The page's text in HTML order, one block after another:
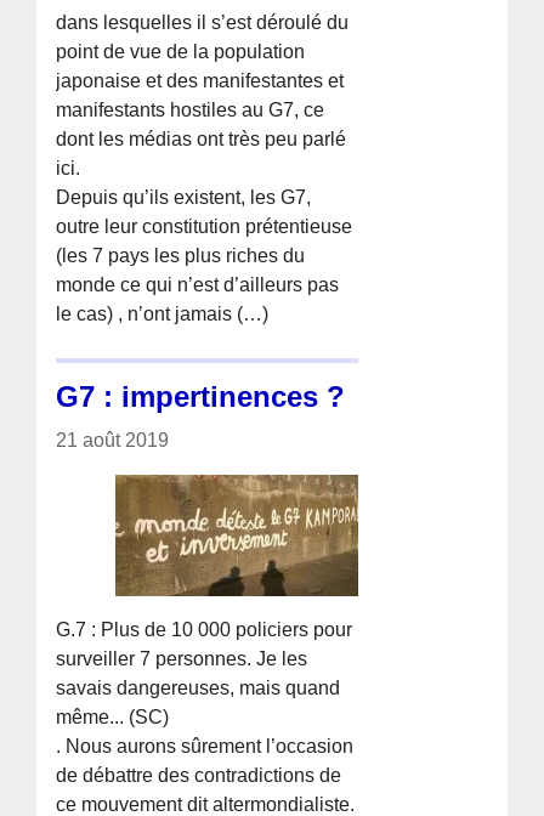
dans lesquelles il s’est déroulé du
point de vue de la population
japonaise et des manifestantes et
manifestants hostiles au G7, ce
dont les médias ont très peu parlé
ici.
Depuis qu’ils existent, les G7,
outre leur constitution prétentieuse
(les 7 pays les plus riches du
monde ce qui n’est d’ailleurs pas
le cas) , n’ont jamais (…)
G7 : impertinences ?
21 août 2019
G.7 : Plus de 10 000 policiers pour
surveiller 7 personnes. Je les
savais dangereuses, mais quand
même... (SC)
. Nous aurons sûrement l’occasion
de débattre des contradictions de
ce mouvement dit altermondialiste.